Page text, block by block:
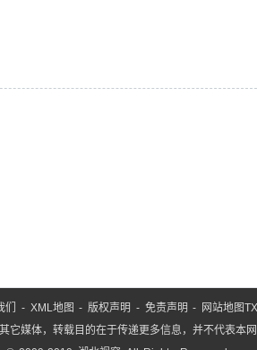
们 - XML地图 -版权声明 - 免责声明 - 网站地图
它媒体，转载目的在于传递更多信息，并不代表本